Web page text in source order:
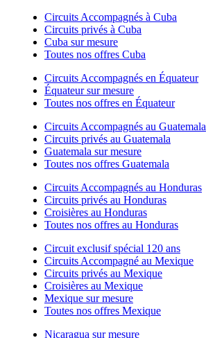
Circuits Accompagnés à Cuba
Circuits privés à Cuba
Cuba sur mesure
Toutes nos offres Cuba
Circuits Accompagnés en Équateur
Équateur sur mesure
Toutes nos offres en Équateur
Circuits Accompagnés au Guatemala
Circuits privés au Guatemala
Guatemala sur mesure
Toutes nos offres Guatemala
Circuits Accompagnés au Honduras
Circuits privés au Honduras
Croisières au Honduras
Toutes nos offres au Honduras
Circuit exclusif spécial 120 ans
Circuits Accompagné au Mexique
Circuits privés au Mexique
Croisières au Mexique
Mexique sur mesure
Toutes nos offres Mexique
Nicaragua sur mesure